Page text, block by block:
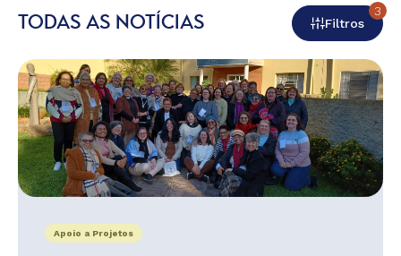
TODAS AS NOTÍCIAS Filtros
3
Apoio a Projetos